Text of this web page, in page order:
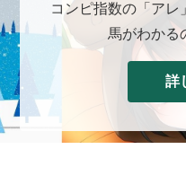
コンピ指数の「アレ
馬がわかる
詳